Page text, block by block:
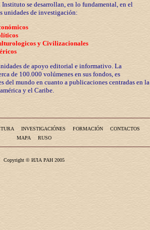
se desarrollan, en lo fundamental, en el
unidades de investigación:
y Civilizacionales
de apoyo editorial e informativo. La
de 100.000 volúmenes en sus fondos, es
del mundo en cuanto a publicaciones centradas en la
y el Caribe.
INVESTIGACIÓNES FORMACIÓN
CONTACTOS
MAPA
RUSO
Copyright © ИЛА РАН 2005